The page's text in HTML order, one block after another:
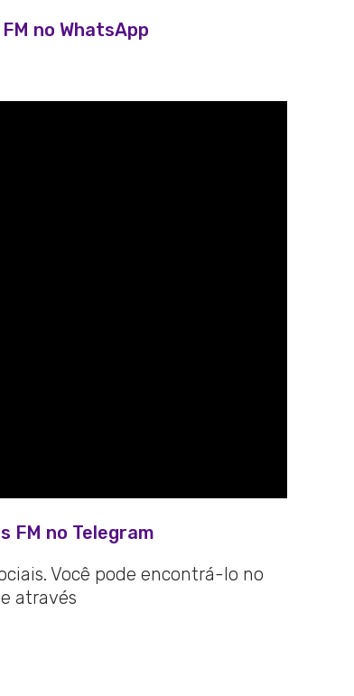
no WhatsApp
FM no Telegram
Você pode encontrá-lo no
através